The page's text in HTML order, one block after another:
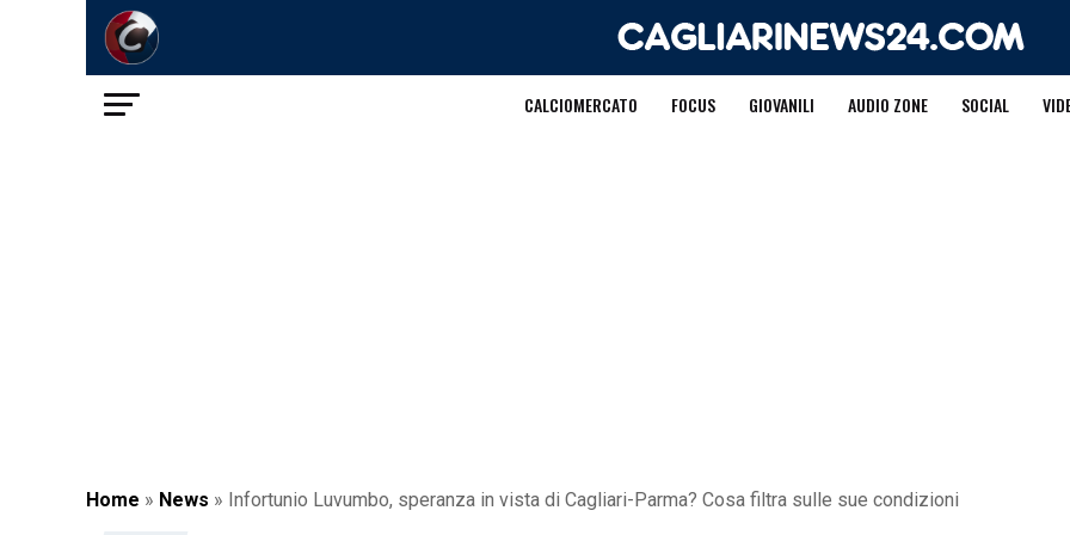
CALCIOMERCATO FOCUS GIOVANILI AUDIO ZONE SOCIAL
Home » News » Infortunio Luvumbo, speranza in vista di Cagliari-Parma? Cosa filtra sulle sue condizioni